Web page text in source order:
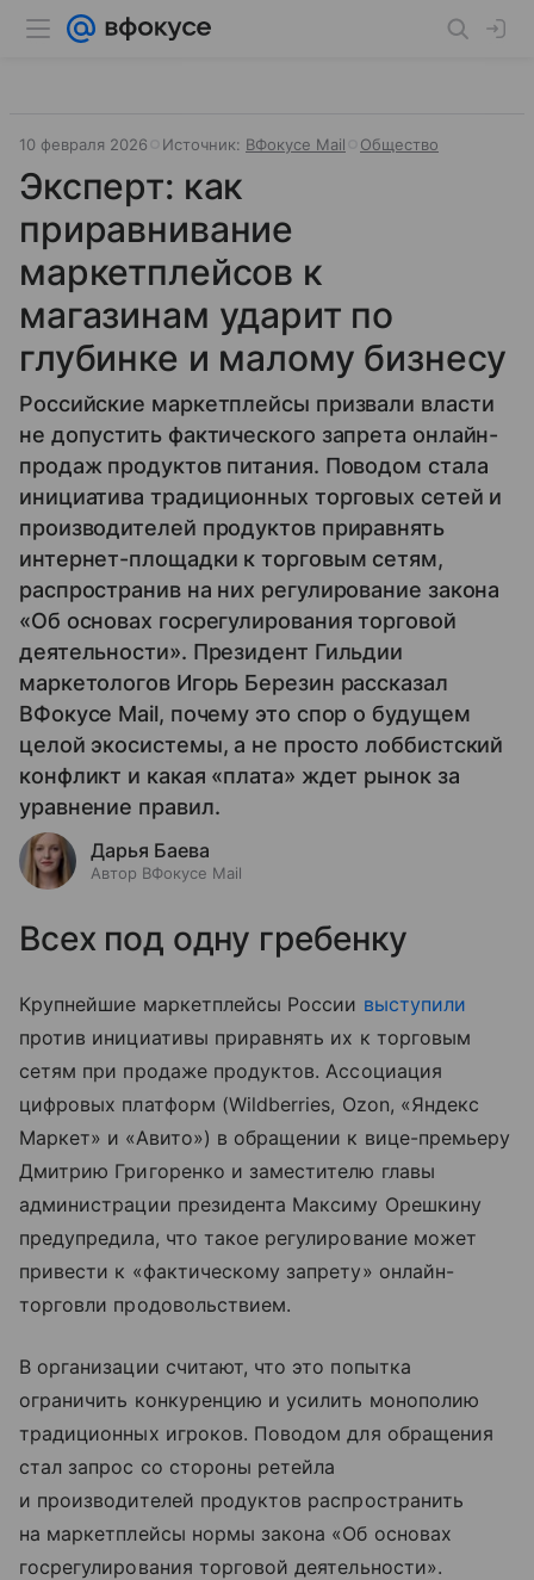
10 февраля 2026 Источник: ВФокусе Mail Общество
Эксперт: как
приравнивание
маркетплейсов к
магазинам ударит по
глубинке и малому бизнесу
Российские маркетплейсы призвали власти
не допустить фактического запрета онлайн-
продаж продуктов питания. Поводом стала
инициатива традиционных торговых сетей и
производителей продуктов приравнять
интернет-площадки к торговым сетям,
распространив на них регулирование закона
«Об основах госрегулирования торговой
деятельности». Президент Гильдии
маркетологов Игорь Березин рассказал
ВФокусе Mail, почему это спор о будущем
целой экосистемы, а не просто лоббистский
конфликт и какая «плата» ждет рынок за
уравнение правил.
Дарья Баева
Автор ВФокусе Mail
Всех под одну гребенку
Крупнейшие маркетплейсы России выступили
против инициативы приравнять их к торговым
сетям при продаже продуктов. Ассоциация
цифровых платформ (Wildberries, Ozon, «Яндекс
Маркет» и «Авито») в обращении к вице-премьеру
Дмитрию Григоренко и заместителю главы
администрации президента Максиму Орешкину
предупредила, что такое регулирование может
привести к «фактическому запрету» онлайн-
торговли продовольствием.
В организации считают, что это попытка
ограничить конкуренцию и усилить монополию
традиционных игроков. Поводом для обращения
стал запрос со стороны ретейла
и производителей продуктов распространить
на маркетплейсы нормы закона «Об основах
госрегулирования торговой деятельности».